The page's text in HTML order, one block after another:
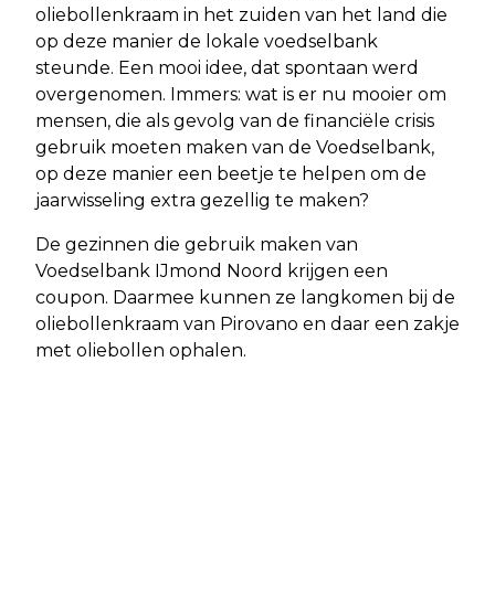
oliebollenkraam in het zuiden van het land die
op deze manier de lokale voedselbank
steunde. Een mooi idee, dat spontaan werd
overgenomen. Immers: wat is er nu mooier om
mensen, die als gevolg van de financiële crisis
gebruik moeten maken van de Voedselbank,
op deze manier een beetje te helpen om de
jaarwisseling extra gezellig te maken?
De gezinnen die gebruik maken van
Voedselbank IJmond Noord krijgen een
coupon. Daarmee kunnen ze langkomen bij de
oliebollenkraam van Pirovano en daar een zakje
met oliebollen ophalen.